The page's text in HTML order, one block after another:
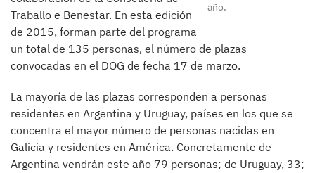
año.
Traballo e Benestar. En esta edición
de 2015, forman parte del programa
un total de 135 personas, el número de plazas
convocadas en el DOG de fecha 17 de marzo.
La mayoría de las plazas corresponden a personas
residentes en Argentina y Uruguay, países en los que se
concentra el mayor número de personas nacidas en
Galicia y residentes en América. Concretamente de
Argentina vendrán este año 79 personas; de Uruguay, 33;